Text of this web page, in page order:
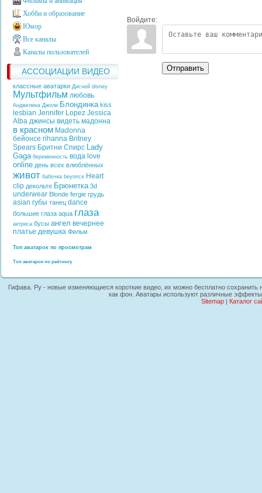
Хобби и образование
Юмор
Все каналы
Каналы пользователей
АССОЦИАЦИИ ВИДЕО
классные аватарки Дисней disney
Мультфильм любовь
Анджелина Джоли Блондинка kiss
lesbian Jennifer Lopez Jessica
Alba джинсы видеть мадонна
в красном Madonna
бейонсе rihanna Britney
Spears Бритни Спирс Lady
Gaga беременность вода love
online день всех влюблённых
живот бабочка beyonce Heart
clip декольте Брюнетка 3d
underwear Blonde fergie грудь
asian губы танец dance
большие глаза aqua глаза
актриса бусы ангел вечернее
платье девушка Фильм
Топ аватарок по просмотрам
Топ аватарок по рейтингу
Войдите:
Отправить
Гифава. Ру - новые изменяющиеся короткие видео, их можно бесплатно
как фон. Аватары используют различные
Sitemap| Каталог